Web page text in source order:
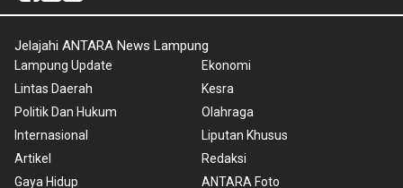
Jelajahi ANTARA News Lampung
Lampung Update
Lintas Daerah
Politik Dan Hukum
Internasional
Artikel
Gaya Hidup
Ekonomi
Kesra
Olahraga
Liputan Khusus
Redaksi
ANTARA Foto